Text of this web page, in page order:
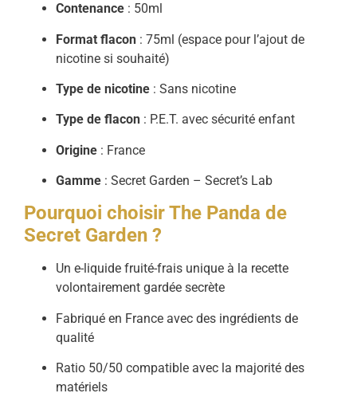
Contenance : 50ml
Format flacon : 75ml (espace pour l’ajout de
nicotine si souhaité)
Type de nicotine : Sans nicotine
Type de flacon : P.E.T. avec sécurité enfant
Origine : France
Gamme : Secret Garden – Secret’s Lab
Pourquoi choisir The Panda de
Secret Garden ?
Un e-liquide fruité-frais unique à la recette
volontairement gardée secrète
Fabriqué en France avec des ingrédients de
qualité
Ratio 50/50 compatible avec la majorité des
matériels